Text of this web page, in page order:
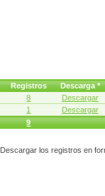
Registros
Descarga *
8
Descargar
1
Descargar
9
Descargar los registros en